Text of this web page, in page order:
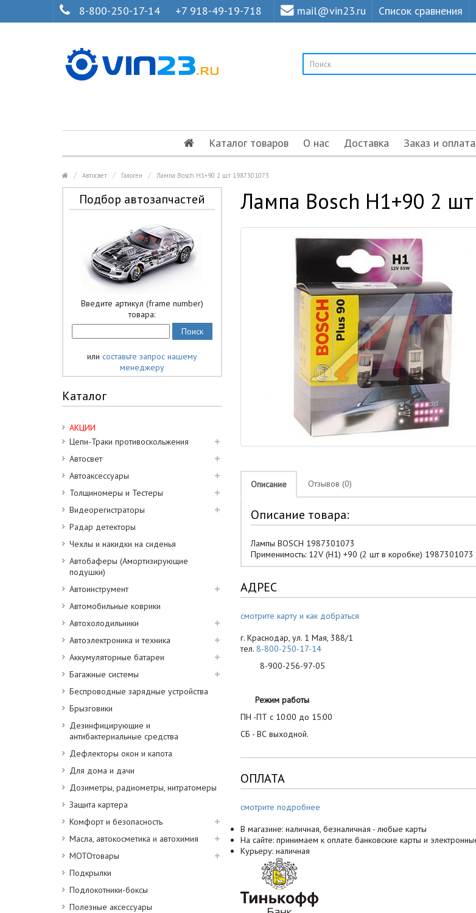
8-800-250-17-14 +7 918-49-19-718 mail@vin23.ru Список сравнения
Каталог товаров О нас Доставка Заказ и оплата
Автосвет Галоген Лампа Bosch H1+90 2 шт 1987301073
Подбор автозапчастей
Введите артикул (frame number)
товара:
или составьте запрос нашему
менеджеру
Каталог
АКЦИИ
Цепи-Траки противоскольжения
Автосвет
Автоаксессуары
Толщиномеры и Тестеры
Видеорегистраторы
Радар детекторы
Чехлы и накидки на сиденья
Автобаферы (Амортизирующие
подушки)
Автоинструмент
Автомобильные коврики
Автохолодильники
Автоэлектроника и техника
Аккумуляторные батареи
Багажные системы
Беспроводные зарядные устройства
Брызговики
Дезинфицирующие и
антибактериальные средства
Дефлекторы окон и капота
Для дома и дачи
Дозиметры, радиометры, нитратомеры
Защита картера
Комфорт и безопасность
Масла, автокосметика и автохимия
МОТОтовары
Подкрылки
Подлокотники-боксы
Полезные аксессуары
Лампа Bosch H1+90 2
Описание Отзывов (0)
Описание товара:
Лампы BOSCH 1987301073
Применимость: 12V (H1) +90 (2 шт в коробке) 1987301073
АДРЕС
смотрите карту и как добраться
г. Краснодар, ул. 1 Мая, 388/1
тел. 8-800-250-17-14
8-900-256-97-05
Режим работы
ПН -ПТ с 10:00 до 15:00
СБ - ВС выходной.
ОПЛАТА
смотрите подробнее
В магазине: наличная, безналичная - любые карты
На сайте: принимаем к оплате банковские карты и
Курьеру: наличная